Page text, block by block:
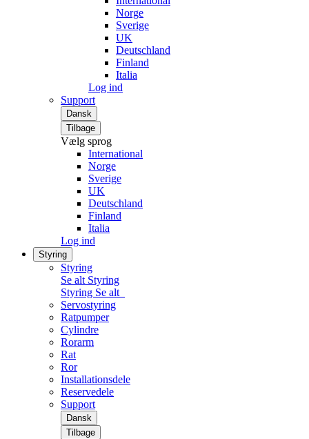
Norge
Sverige
UK
Deutschland
Finland
Italia
Log ind
Support
Dansk
Tilbage
Vælg sprog
International
Norge
Sverige
UK
Deutschland
Finland
Italia
Log ind
Styring
Styring
Se alt Styring
Styring Se alt
Servostyring
Ratpumper
Cylindre
Rorarm
Rat
Ror
Installationsdele
Reservedele
Support
Dansk
Tilbage